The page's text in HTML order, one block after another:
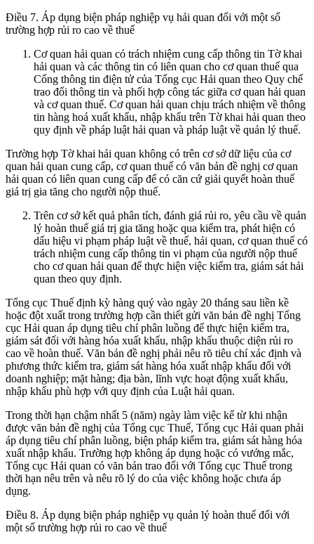
Điều 7. Áp dụng biện pháp nghiệp vụ hải quan đối với một số
trường hợp rủi ro cao về thuế
Cơ quan hải quan có trách nhiệm cung cấp thông tin Tờ khai
hải quan và các thông tin có liên quan cho cơ quan thuế qua
Cổng thông tin điện tử của Tổng cục Hải quan theo Quy chế
trao đổi thông tin và phối hợp công tác giữa cơ quan hải quan
và cơ quan thuế. Cơ quan hải quan chịu trách nhiệm về thông
tin hàng hoá xuất khẩu, nhập khẩu trên Tờ khai hải quan theo
quy định về pháp luật hải quan và pháp luật về quản lý thuế.
Trường hợp Tờ khai hải quan không có trên cơ sở dữ liệu của cơ
quan hải quan cung cấp, cơ quan thuế có văn bản đề nghị cơ quan
hải quan có liên quan cung cấp để có căn cứ giải quyết hoàn thuế
giá trị gia tăng cho người nộp thuế.
Trên cơ sở kết quả phân tích, đánh giá rủi ro, yêu cầu về quản
lý hoàn thuế giá trị gia tăng hoặc qua kiểm tra, phát hiện có
dấu hiệu vi phạm pháp luật về thuế, hải quan, cơ quan thuế có
trách nhiệm cung cấp thông tin vi phạm của người nộp thuế
cho cơ quan hải quan để thực hiện việc kiểm tra, giám sát hải
quan theo quy định.
Tổng cục Thuế định kỳ hàng quý vào ngày 20 tháng sau liền kề
hoặc đột xuất trong trường hợp cần thiết gửi văn bản đề nghị Tổng
cục Hải quan áp dụng tiêu chí phân luồng để thực hiện kiểm tra,
giám sát đối với hàng hóa xuất khẩu, nhập khẩu thuộc diện rủi ro
cao về hoàn thuế. Văn bản đề nghị phải nêu rõ tiêu chí xác định và
phương thức kiểm tra, giám sát hàng hóa xuất nhập khẩu đối với
doanh nghiệp; mặt hàng; địa bàn, lĩnh vực hoạt động xuất khẩu,
nhập khẩu phù hợp với quy định của Luật hải quan.
Trong thời hạn chậm nhất 5 (năm) ngày làm việc kể từ khi nhận
được văn bản đề nghị của Tổng cục Thuế, Tổng cục Hải quan phải
áp dụng tiêu chí phân luồng, biện pháp kiểm tra, giám sát hàng hóa
xuất nhập khẩu. Trường hợp không áp dụng hoặc có vướng mắc,
Tổng cục Hải quan có văn bản trao đổi với Tổng cục Thuế trong
thời hạn nêu trên và nêu rõ lý do của việc không hoặc chưa áp
dụng.
Điều 8. Áp dụng biện pháp nghiệp vụ quản lý hoàn thuế đối với
một số trường hợp rủi ro cao về thuế